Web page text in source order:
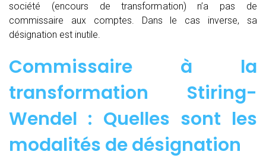
société (encours de transformation) n’a pas de
commissaire aux comptes. Dans le cas inverse, sa
désignation est inutile.
Commissaire à la
transformation Stiring-
Wendel : Quelles sont les
modalités de désignation